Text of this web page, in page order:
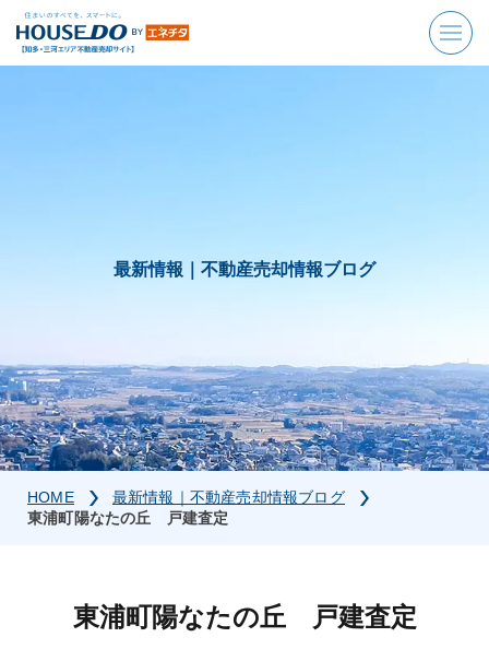
最新情報｜ 不動産売却情報ブログ
HOME
最新情報｜不動産売却情報ブログ
東浦町陽なたの丘 戸建査定
東浦町陽なたの丘 戸建査定